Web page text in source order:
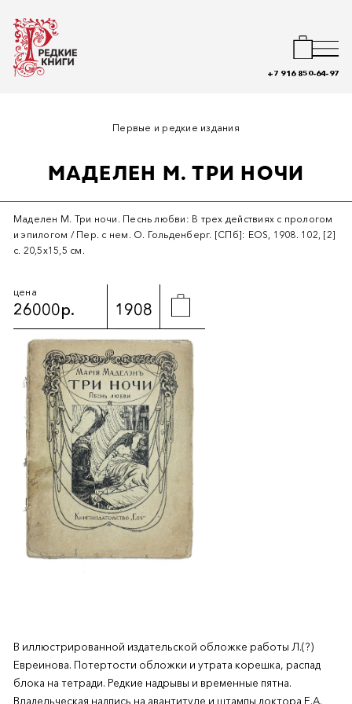
+7 916 850-64-97
Первые и редкие издания
МАДЕЛЕН М. ТРИ НОЧИ
Маделен М. Три ночи. Песнь любви: В трех действиях с прологом
и эпилогом / Пер. с нем. О. Гольденберг. [СПб]: EOS, 1908. 102, [2]
с. 20,5х15,5 см.
цена
26000р. 1908
В иллюстрированной издательской обложке работы Л.(?)
Евреинова. Потертости обложки и утрата корешка, распад
блока на тетради. Редкие надрывы и временные пятна.
Владельческая надпись на авантитуле и штампы доктора Е.А.